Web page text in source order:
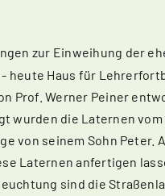
zur Einweihung der
heute Haus für
Prof. Werner Peiner
wurden die Laternen
von seinem Sohn Peter.
Laternen anfertigen
sind die